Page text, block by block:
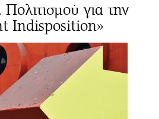
για την
Indisposition»